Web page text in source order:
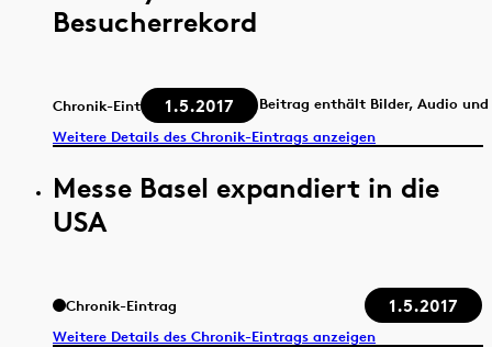
Besucherrekord
Chronik-Eintrag 1.5.2017
Beitrag enthält Bilder, Audio und
Weitere Details des Chronik-Eintrags anzeigen
Messe Basel expandiert in die
USA
Chronik-Eintrag 1.5.2017
Weitere Details des Chronik-Eintrags anzeigen